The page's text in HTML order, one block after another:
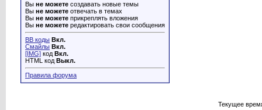
Вы не можете создавать новые темы
Вы не можете отвечать в темах
Вы не можете прикреплять вложения
Вы не можете редактировать свои сообщения
BB коды Вкл.
Смайлы Вкл.
[IMG] код Вкл.
HTML код Выкл.
Правила форума
Текущее